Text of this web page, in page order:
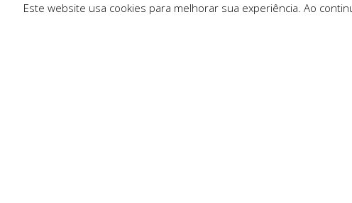
Este website usa cookies para melhorar sua experiência. Ao